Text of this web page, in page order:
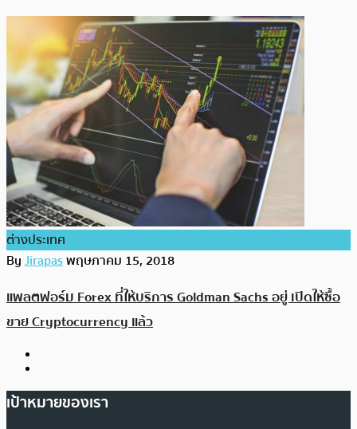
ต่างประเทศ
ByJirapasพฤษภาคม 15, 2018
แพลตฟอร์ม Forex ที่ให้บริการ Goldman Sachs อยู่ เปิดให้ซื้อ
ขาย Cryptocurrency แล้ว
เป้าหมายของเรา